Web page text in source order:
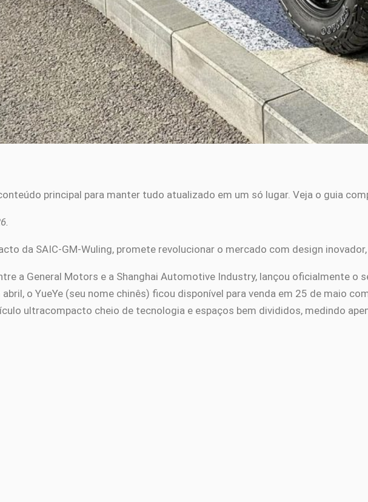
principal para manter tudo atualizado em um só lugar. Veja o guia
da SAIC-GM-Wuling, promete revolucionar o mercado com design inovador,
a General Motors e a Shanghai Automotive Industry, lançou oficialmente o
o YueYe (seu nome chinês) ficou disponível para venda em 25 de maio
ultracompacto cheio de tecnologia e espaços bem divididos, medindo